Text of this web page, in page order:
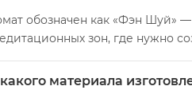
обозначен как «Фэн Шуй» —
зон, где нужно
материала